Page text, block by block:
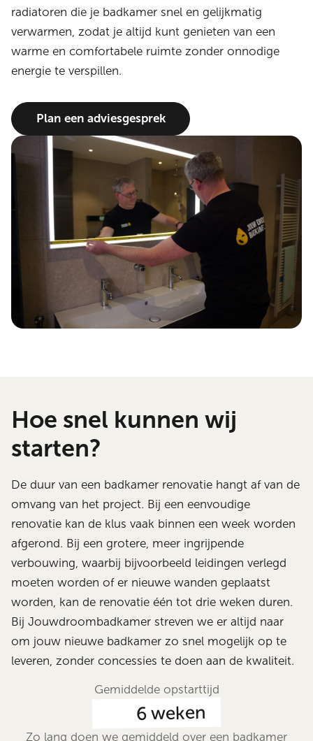
radiatoren die je badkamer snel en gelijkmatig
verwarmen, zodat je altijd kunt genieten van een
warme en comfortabele ruimte zonder onnodige
energie te verspillen.
Plan een adviesgesprek
Hoe snel kunnen wij
starten?
De duur van een badkamer renovatie hangt af van de
omvang van het project. Bij een eenvoudige
renovatie kan de klus vaak binnen een week worden
afgerond. Bij een grotere, meer ingrijpende
verbouwing, waarbij bijvoorbeeld leidingen verlegd
moeten worden of er nieuwe wanden geplaatst
worden, kan de renovatie één tot drie weken duren.
Bij Jouwdroombadkamer streven we er altijd naar
om jouw nieuwe badkamer zo snel mogelijk op te
leveren, zonder concessies te doen aan de kwaliteit.
Gemiddelde opstarttijd
6 weken
Zo lang doen we gemiddeld over een badkamer